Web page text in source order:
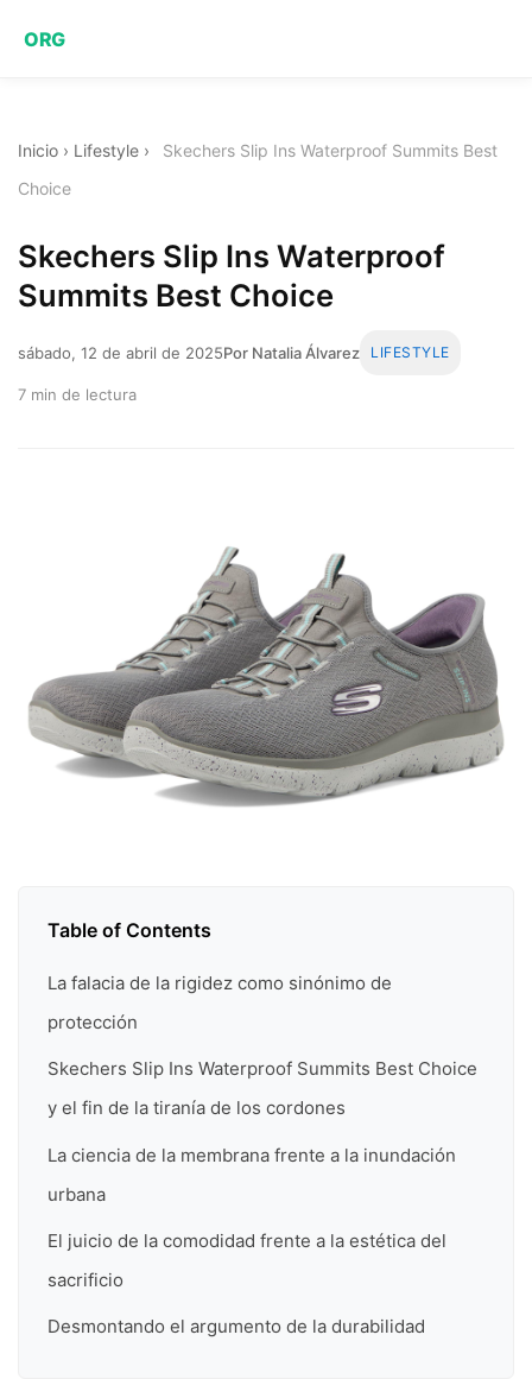
ORG
Inicio › Lifestyle ›
Skechers Slip Ins Waterproof Summits Best
Choice
Skechers Slip Ins Waterproof
Summits Best Choice
sábado, 12 de abril de 2025Por Natalia Álvarez LIFESTYLE
7 min de lectura
Table of Contents
La falacia de la rigidez como sinónimo de
protección
Skechers Slip Ins Waterproof Summits Best Choice
y el fin de la tiranía de los cordones
La ciencia de la membrana frente a la inundación
urbana
El juicio de la comodidad frente a la estética del
sacrificio
Desmontando el argumento de la durabilidad